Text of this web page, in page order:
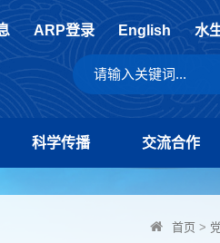
ARP登录 English 水
科学传播 交流合作
首页 >